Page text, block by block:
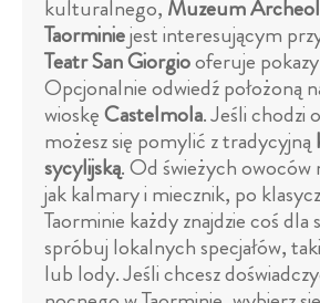
kulturalnego, Muzeum
Taorminiejest interesującym
Teatr San Giorgiooferuje
Opcjonalnie odwiedź położoną
wioskęCastelmola. Jeśli chodzi
możesz się pomylić z tradycyjną
sycylijską. Od świeżych owoców
jak kalmary i miecznik, po
Taorminie każdy znajdzie coś dla
spróbuj lokalnych specjałów,
lub lody. Jeśli chcesz